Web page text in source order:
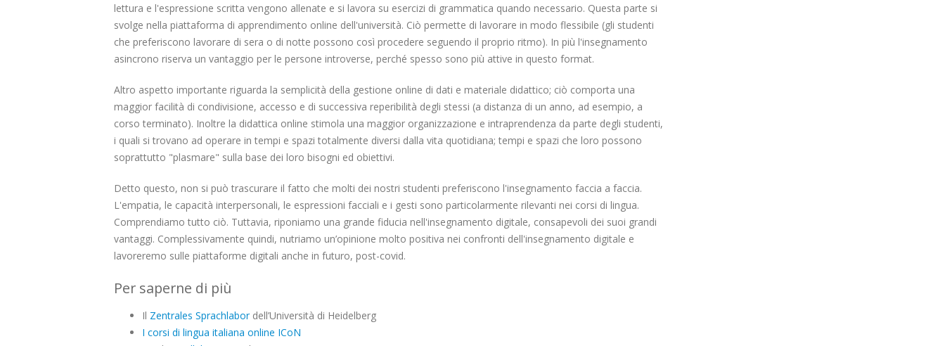
lettura e l'espressione scritta vengono allenate e si lavora su esercizi di grammatica quando necessario. Questa parte si
svolge nella piattaforma di apprendimento online dell'università. Ciò permette di lavorare in modo flessibile (gli studenti
che preferiscono lavorare di sera o di notte possono così procedere seguendo il proprio ritmo). In più l'insegnamento
asincrono riserva un vantaggio per le persone introverse, perché spesso sono più attive in questo format.
Altro aspetto importante riguarda la semplicità della gestione online di dati e materiale didattico; ciò comporta una
maggior facilità di condivisione, accesso e di successiva reperibilità degli stessi (a distanza di un anno, ad esempio, a
corso terminato). Inoltre la didattica online stimola una maggior organizzazione e intraprendenza da parte degli studenti,
i quali si trovano ad operare in tempi e spazi totalmente diversi dalla vita quotidiana; tempi e spazi che loro possono
soprattutto "plasmare" sulla base dei loro bisogni ed obiettivi.
Detto questo, non si può trascurare il fatto che molti dei nostri studenti preferiscono l'insegnamento faccia a faccia.
L'empatia, le capacità interpersonali, le espressioni facciali e i gesti sono particolarmente rilevanti nei corsi di lingua.
Comprendiamo tutto ciò. Tuttavia, riponiamo una grande fiducia nell'insegnamento digitale, consapevoli dei suoi grandi
vantaggi. Complessivamente quindi, nutriamo un’opinione molto positiva nei confronti dell'insegnamento digitale e
lavoreremo sulle piattaforme digitali anche in futuro, post-covid.
Per saperne di più
Il Zentrales Sprachlabordell’Università di Heidelberg
I corsi di lingua italiana online ICoN